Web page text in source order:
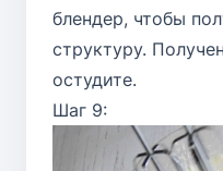
блендер, чтобы
структуру.
остудите.
Шаг 9: